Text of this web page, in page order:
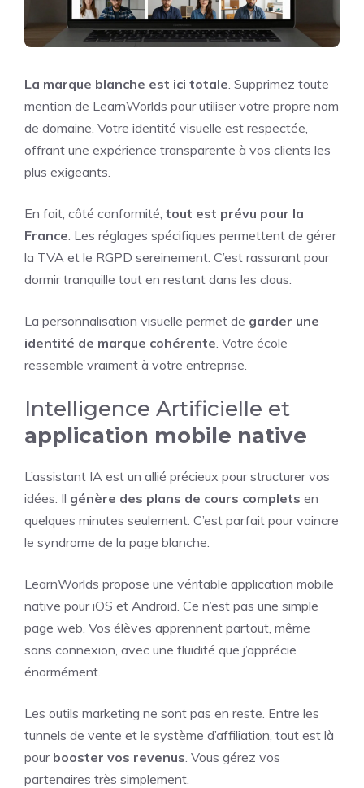
La marque blanche est ici totale . Supprimez toute
mention de LearnWorlds pour utiliser votre propre nom
de domaine. Votre identité visuelle est respectée,
offrant une expérience transparente à vos clients les
plus exigeants.
En fait, côté conformité, tout est prévu pour la
France . Les réglages spécifiques permettent de gérer
la TVA et le RGPD sereinement. C’est rassurant pour
dormir tranquille tout en restant dans les clous.
La personnalisation visuelle permet de garder une
identité de marque cohérente . Votre école
ressemble vraiment à votre entreprise.
Intelligence Artificielle et
application mobile native
L’assistant IA est un allié précieux pour structurer vos
idées. Il génère des plans de cours complets en
quelques minutes seulement. C’est parfait pour vaincre
le syndrome de la page blanche.
LearnWorlds propose une véritable application mobile
native pour iOS et Android. Ce n’est pas une simple
page web. Vos élèves apprennent partout, même
sans connexion, avec une fluidité que j’apprécie
énormément.
Les outils marketing ne sont pas en reste. Entre les
tunnels de vente et le système d’affiliation, tout est là
pour booster vos revenus . Vous gérez vos
partenaires très simplement.